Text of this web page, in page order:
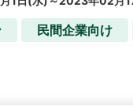
民間企業向け